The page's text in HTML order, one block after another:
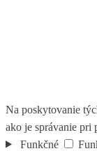
Na poskytovanie
ako je správanie pri
Funkčné